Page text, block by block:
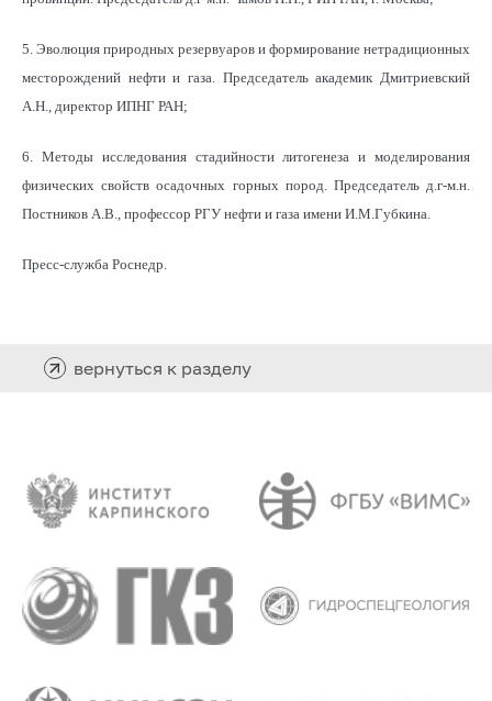
5. Эволюция природных резервуаров и формирование нетрадиционных
месторождений нефти и газа. Председатель академик Дмитриевский
А.Н., директор ИПНГ РАН;
6. Методы исследования стадийности литогенеза и моделирования
физических свойств осадочных горных пород. Председатель д.г-м.н.
Постников А.В., профессор РГУ нефти и газа имени И.М.Губкина.
Пресс-служба Роснедр.
вернуться к разделу